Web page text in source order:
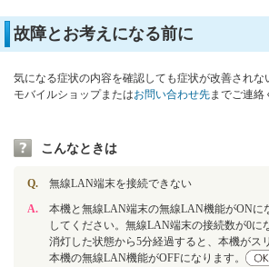
故障とお考えになる前に
気になる症状の内容を確認しても症状が改善されな
モバイルショップまたはお問い合わせ先までご連絡
こんなときは
Q.
無線LAN端末を接続できない
A.
本機と無線LAN端末の無線LAN機能がONに
してください。無線LAN端末の接続数が0に
消灯した状態から5分経過すると、本機がス
本機の無線LAN機能がOFFになります。